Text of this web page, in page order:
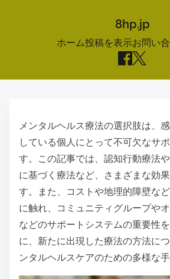
8hp.jp
ホーム投稿を表示お問い
メンタルヘルス療法の選択肢は、
している個人にとって不可欠なサ
す。この記事では、認知行動療法
に基づく療法など、さまざまな効
す。また、コストや地理的障壁な
に触れ、コミュニティグループや
などのサポートシステムの重要性
に、新たに出現した療法の方法に
ンタルヘルスケアのための多様な